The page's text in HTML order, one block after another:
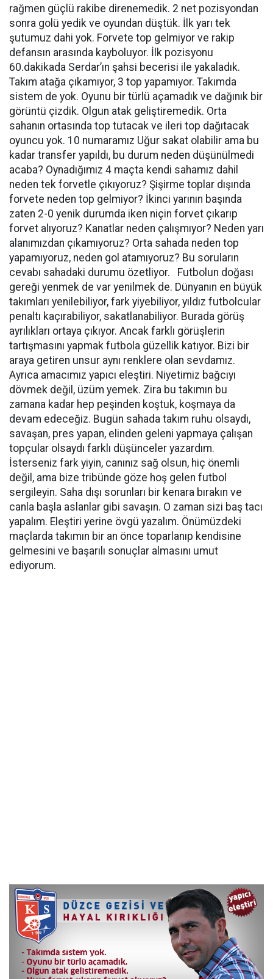
rağmen güçlü rakibe direnemedik. 2 net pozisyondan
sonra golü yedik ve oyundan düştük. İlk yarı tek
şutumuz dahi yok. Forvete top gelmiyor ve rakip
defansın arasında kayboluyor. İlk pozisyonu
60.dakikada Serdar’ın şahsi becerisi ile yakaladık.
Takım atağa çıkamıyor, 3 top yapamıyor. Takımda
sistem de yok. Oyunu bir türlü açamadık ve dağınık bir
görüntü çizdik. Olgun atak geliştiremedik. Orta
sahanın ortasında top tutacak ve ileri top dağıtacak
oyuncu yok. 10 numaramız Uğur sakat olabilir ama bu
kadar transfer yapıldı, bu durum neden düşünülmedi
acaba? Oynadığımız 4 maçta kendi sahamız dahil
neden tek forvetle çıkıyoruz? Şişirme toplar dışında
forvete neden top gelmiyor? İkinci yarının başında
zaten 2-0 yenik durumda iken niçin forvet çıkarıp
forvet alıyoruz? Kanatlar neden çalışmıyor? Neden yarı
alanımızdan çıkamıyoruz? Orta sahada neden top
yapamıyoruz, neden gol atamıyoruz? Bu soruların
cevabı sahadaki durumu özetliyor. Futbolun doğası
gereği yenmek de var yenilmek de. Dünyanın en büyük
takımları yenilebiliyor, fark yiyebiliyor, yıldız futbolcular
penaltı kaçırabiliyor, sakatlanabiliyor. Burada görüş
ayrılıkları ortaya çıkıyor. Ancak farklı görüşlerin
tartışmasını yapmak futbola güzellik katıyor. Bizi bir
araya getiren unsur aynı renklere olan sevdamız.
Ayrıca amacımız yapıcı eleştiri. Niyetimiz bağcıyı
dövmek değil, üzüm yemek. Zira bu takımın bu
zamana kadar hep peşinden koştuk, koşmaya da
devam edeceğiz. Bugün sahada takım ruhu olsaydı,
savaşan, pres yapan, elinden geleni yapmaya çalışan
topçular olsaydı farklı düşünceler yazardım.
İsterseniz fark yiyin, canınız sağ olsun, hiç önemli
değil, ama bize tribünde göze hoş gelen futbol
sergileyin. Saha dışı sorunları bir kenara bırakın ve
canla başla aslanlar gibi savaşın. O zaman sizi baş tacı
yapalım. Eleştiri yerine övgü yazalım. Önümüzdeki
maçlarda takımın bir an önce toparlanıp kendisine
gelmesini ve başarılı sonuçlar almasını umut
ediyorum.